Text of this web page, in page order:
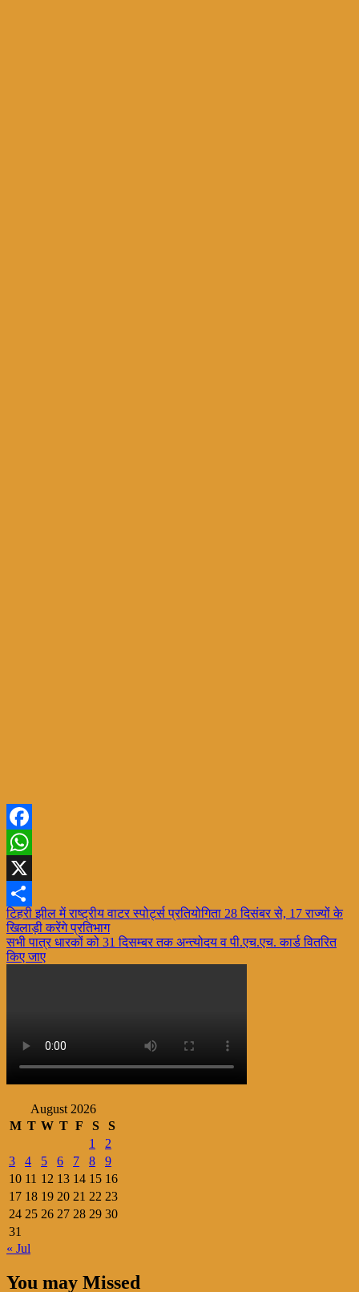
Facebook
WhatsApp
X
Share
Post
navigation
टिहरी झील में राष्ट्रीय वाटर स्पोर्ट्स प्रतियोगिता 28 दिसंबर से, 17 राज्यों के
खिलाड़ी करेंगे प्रतिभाग
सभी पात्र धारकों को 31 दिसम्बर तक अन्त्योदय व पी.एच.एच. कार्ड वितरित
किए जाए
August 2026
M T W T F S
S
1
2
3
4 5 6 7 8
9
10 11 12 13 14 15 16
17 18 19 20 21 22 23
24 25 26 27 28 29 30
31
« Jul
You may Missed